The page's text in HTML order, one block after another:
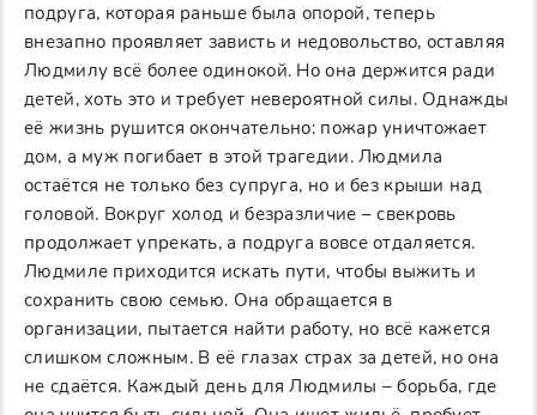
подруга, которая раньше была опорой, теперь
внезапно проявляет зависть и недовольство, оставляя
Людмилу всё более одинокой. Но она держится ради
детей, хоть это и требует невероятной силы. Однажды
её жизнь рушится окончательно: пожар уничтожает
дом, а муж погибает в этой трагедии. Людмила
остаётся не только без супруга, но и без крыши над
головой. Вокруг холод и безразличие – свекровь
продолжает упрекать, а подруга вовсе отдаляется.
Людмиле приходится искать пути, чтобы выжить и
сохранить свою семью. Она обращается в
организации, пытается найти работу, но всё кажется
слишком сложным. В её глазах страх за детей, но она
не сдаётся. Каждый день для Людмилы – борьба, где